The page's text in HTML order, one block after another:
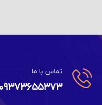
تماس با ما
۰۹۳۷۳۶۵۵۳۷۳